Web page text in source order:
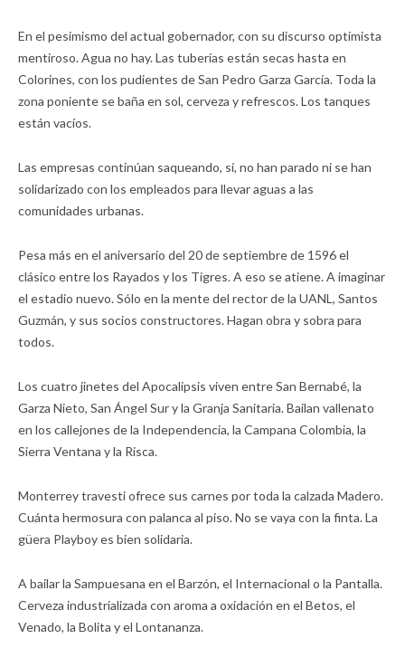
En el pesimismo del actual gobernador, con su discurso optimista
mentiroso. Agua no hay. Las tuberías están secas hasta en
Colorines, con los pudientes de San Pedro Garza García. Toda la
zona poniente se baña en sol, cerveza y refrescos. Los tanques
están vacíos.
Las empresas continúan saqueando, sí, no han parado ni se han
solidarizado con los empleados para llevar aguas a las
comunidades urbanas.
Pesa más en el aniversario del 20 de septiembre de 1596 el
clásico entre los Rayados y los Tigres. A eso se atiene. A imaginar
el estadio nuevo. Sólo en la mente del rector de la UANL, Santos
Guzmán, y sus socios constructores. Hagan obra y sobra para
todos.
Los cuatro jinetes del Apocalipsis viven entre San Bernabé, la
Garza Nieto, San Ángel Sur y la Granja Sanitaria. Bailan vallenato
en los callejones de la Independencia, la Campana Colombia, la
Sierra Ventana y la Risca.
Monterrey travesti ofrece sus carnes por toda la calzada Madero.
Cuánta hermosura con palanca al piso. No se vaya con la finta. La
güera Playboy es bien solidaria.
A bailar la Sampuesana en el Barzón, el Internacional o la Pantalla.
Cerveza industrializada con aroma a oxidación en el Betos, el
Venado, la Bolita y el Lontananza.